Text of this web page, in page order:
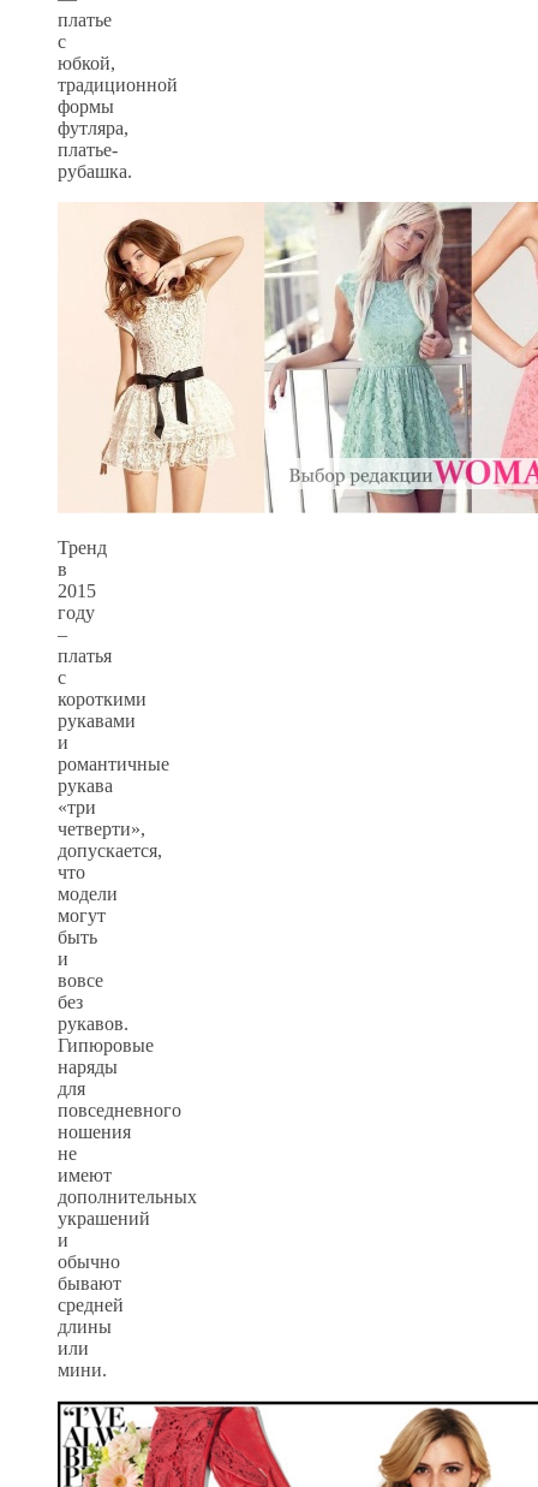
платье
с
юбкой,
традиционной
формы
футляра,
платье-
рубашка.
Тренд
в
2015
году
–
платья
с
короткими
рукавами
и
романтичные
рукава
«три
четверти»,
допускается,
что
модели
могут
быть
и
вовсе
без
рукавов.
Гипюровые
наряды
для
повседневного
ношения
не
имеют
дополнительных
украшений
и
обычно
бывают
средней
длины
или
мини.